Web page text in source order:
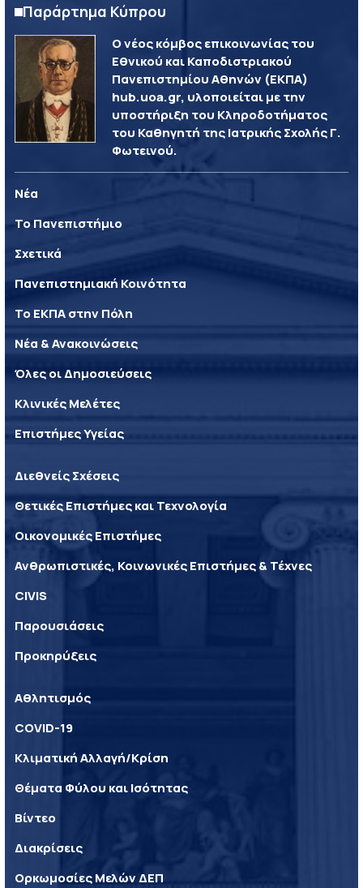
Παράρτημα Κύπρου
Ο νέος κόμβος επικοινωνίας του
Εθνικού και Καποδιστριακού
Πανεπιστημίου Αθηνών (ΕΚΠΑ)
hub.uoa.gr, υλοποιείται με την
υποστήριξη του Κληροδοτήματος
του Καθηγητή της Ιατρικής Σχολής Γ.
Φωτεινού.
Νέα
Το Πανεπιστήμιο
Σχετικά
Πανεπιστημιακή Κοινότητα
Το ΕΚΠΑ στην Πόλη
Νέα & Ανακοινώσεις
Όλες οι Δημοσιεύσεις
Κλινικές Μελέτες
Επιστήμες Υγείας
Διεθνείς Σχέσεις
Θετικές Επιστήμες και Τεχνολογία
Οικονομικές Επιστήμες
Ανθρωπιστικές, Κοινωνικές Επιστήμες & Τέχνες
CIVIS
Παρουσιάσεις
Προκηρύξεις
Αθλητισμός
COVID-19
Κλιματική Αλλαγή/Κρίση
Θέματα Φύλου και Ισότητας
Βίντεο
Διακρίσεις
Ορκωμοσίες Μελών ΔΕΠ